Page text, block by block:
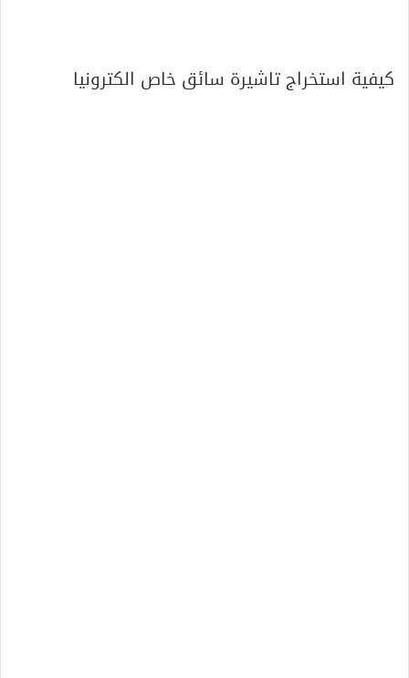
كيفية استخراج تاشيرة سائق خاص الكترونيا